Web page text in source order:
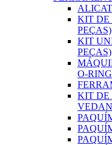
KIT DE
PEÇAS)
KIT
PEÇAS)
O-RING
KIT DE